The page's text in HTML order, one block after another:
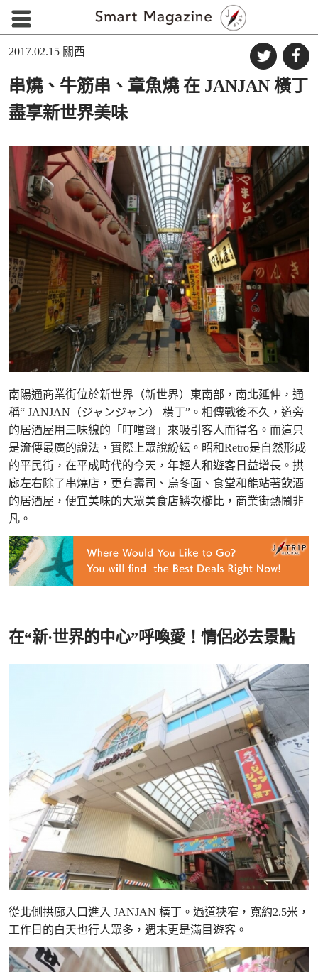
2017.02.15 關西
串燒、牛筋串、章魚燒 在 JANJAN 橫丁
盡享新世界美味
南陽通商業街位於新世界（新世界）東南部，南北延伸，通
稱“ JANJAN（ジャンジャン） 橫丁”。相傳戰後不久，道旁
的居酒屋用三味線的「叮噹聲」來吸引客人而得名。而這只
是流傳最廣的說法，實際上眾說紛紜。昭和Retro是自然形成
的平民街，在平成時代的今天，年輕人和遊客日益增長。拱
廊左右除了串燒店，更有壽司、烏冬面、食堂和能站著飲酒
的居酒屋，便宜美味的大眾美食店鱗次櫛比，商業街熱鬧非
凡。
在“新·世界的中心”呼喚愛！情侶必去景點
從北側拱廊入口進入 JANJAN 橫丁。過道狹窄，寬約2.5米，
工作日的白天也行人眾多，週末更是滿目遊客。